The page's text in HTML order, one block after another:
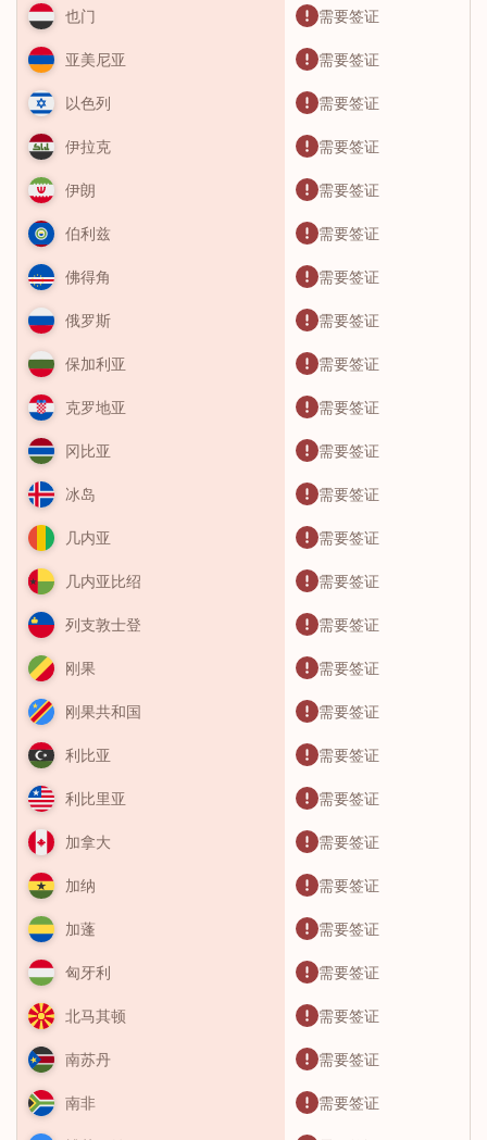
也门 需要签证
亚美尼亚 需要签证
以色列 需要签证
伊拉克 需要签证
伊朗 需要签证
伯利兹 需要签证
佛得角 需要签证
俄罗斯 需要签证
保加利亚 需要签证
克罗地亚 需要签证
冈比亚 需要签证
冰岛 需要签证
几内亚 需要签证
几内亚比绍 需要签证
列支敦士登 需要签证
刚果 需要签证
刚果共和国 需要签证
利比亚 需要签证
利比里亚 需要签证
加拿大 需要签证
加纳 需要签证
加蓬 需要签证
匈牙利 需要签证
北马其顿 需要签证
南苏丹 需要签证
南非 需要签证